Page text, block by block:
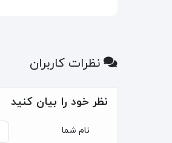
نظرات کاربران
نظر خود را بیان کنید
نام شما